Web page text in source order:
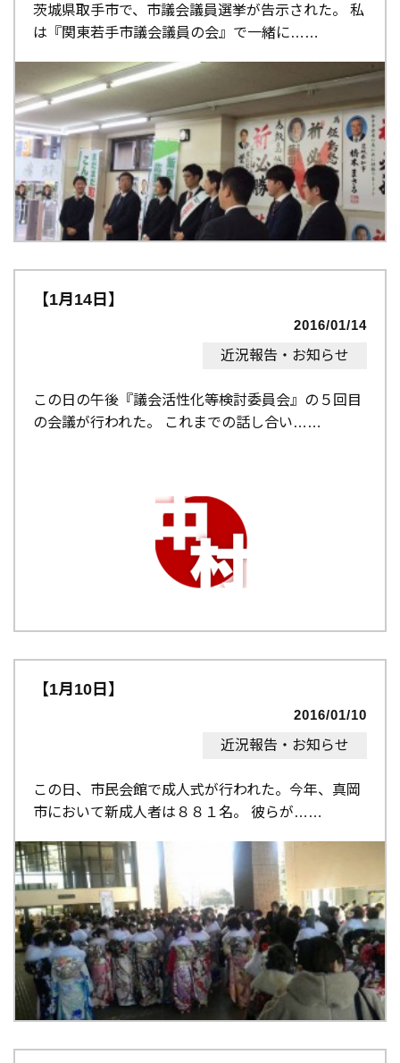
茨城県取手市で、市議会議員選挙が告示された。 私
は『関東若手市議会議員の会』で一緒に…
【1月14日】
2016/01/14
近況報告・お知らせ
この日の午後『議会活性化等検討委員会』の５回目
の会議が行われた。 これまでの話し合い…
【1月10日】
2016/01/10
近況報告・お知らせ
この日、市民会館で成人式が行われた。今年、真岡
市において新成人者は８８１名。 彼らが…